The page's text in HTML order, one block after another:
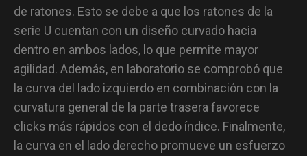
de ratones. Esto se debe a que los ratones de la
serie U cuentan con un diseño curvado hacia
dentro en ambos lados, lo que permite mayor
agilidad. Además, en laboratorio se comprobó que
la curva del lado izquierdo en combinación con la
curvatura general de la parte trasera favorece
clicks más rápidos con el dedo índice. Finalmente,
la curva en el lado derecho promueve un esfuerzo